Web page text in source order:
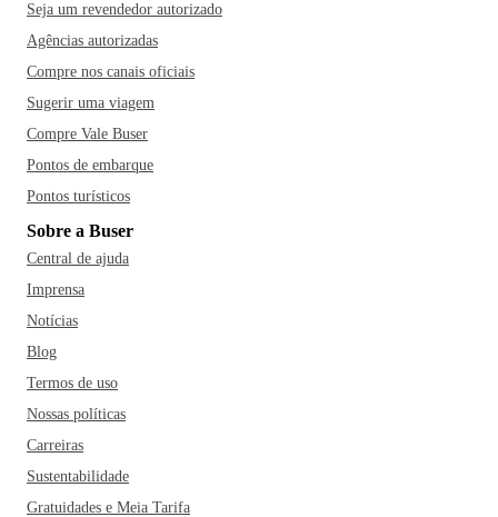
Seja um revendedor autorizado
Agências autorizadas
Compre nos canais oficiais
Sugerir uma viagem
Compre Vale Buser
Pontos de embarque
Pontos turísticos
Sobre a Buser
Central de ajuda
Imprensa
Notícias
Blog
Termos de uso
Nossas políticas
Carreiras
Sustentabilidade
Gratuidades e Meia Tarifa